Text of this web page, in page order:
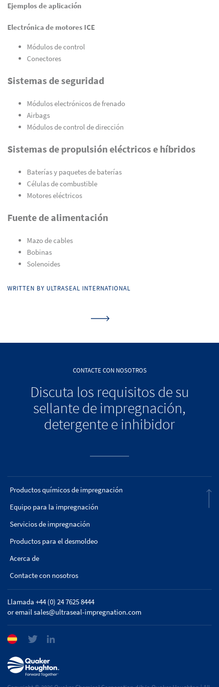
Ejemplos de aplicación
Electrónica de motores ICE
Módulos de control
Conectores
Sistemas de seguridad
Módulos electrónicos de frenado
Airbags
Módulos de control de dirección
Sistemas de propulsión eléctricos e híbridos
Baterías y paquetes de baterías
Células de combustible
Motores eléctricos
Fuente de alimentación
Mazo de cables
Bobinas
Solenoides
WRITTEN BY ULTRASEAL INTERNATIONAL
CONTACTE CON NOSOTROS
Discuta los requisitos de su
sellante de impregnación,
detergente e inhibidor
Productos químicos de impregnación
Equipo para la impregnación
Servicios de impregnación
Productos para el desmoldeo
Acerca de
Contacte con nosotros
Llamada +44 (0) 24 7625 8444
or emailsales@ultraseal-impregnation.com